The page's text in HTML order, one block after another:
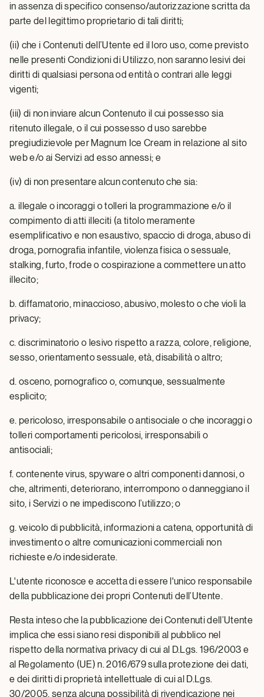
in assenza di specifico consenso/autorizzazione scritta da
parte del legittimo proprietario di tali diritti;
(ii) che i Contenuti dell’Utente ed il loro uso, come previsto
nelle presenti Condizioni di Utilizzo, non saranno lesivi dei
diritti di qualsiasi persona od entità o contrari alle leggi
vigenti;
(iii) di non inviare alcun Contenuto il cui possesso sia
ritenuto illegale, o il cui possesso d uso sarebbe
pregiudizievole per Magnum Ice Cream in relazione al sito
web e/o ai Servizi ad esso annessi; e
(iv) di non presentare alcun contenuto che sia:
a. illegale o incoraggi o tolleri la programmazione e/o il
compimento di atti illeciti (a titolo meramente
esemplificativo e non esaustivo, spaccio di droga, abuso di
droga, pornografia infantile, violenza fisica o sessuale,
stalking, furto, frode o cospirazione a commettere un atto
illecito;
b. diffamatorio, minaccioso, abusivo, molesto o che violi la
privacy;
c. discriminatorio o lesivo rispetto a razza, colore, religione,
sesso, orientamento sessuale, età, disabilità o altro;
d. osceno, pornografico o, comunque, sessualmente
esplicito;
e. pericoloso, irresponsabile o antisociale o che incoraggi o
tolleri comportamenti pericolosi, irresponsabili o
antisociali;
f. contenente virus, spyware o altri componenti dannosi, o
che, altrimenti, deteriorano, interrompono o danneggiano il
sito, i Servizi o ne impediscono l’utilizzo; o
g. veicolo di pubblicità, informazioni a catena, opportunità di
investimento o altre comunicazioni commerciali non
richieste e/o indesiderate.
L'utente riconosce e accetta di essere l'unico responsabile
della pubblicazione dei propri Contenuti dell’Utente.
Resta inteso che la pubblicazione dei Contenuti dell’Utente
implica che essi siano resi disponibili al pubblico nel
rispetto della normativa privacy di cui al D.Lgs. 196/2003 e
al Regolamento (UE) n. 2016/679 sulla protezione dei dati,
e dei diritti di proprietà intellettuale di cui al D.Lgs.
30/2005, senza alcuna possibilità di rivendicazione nei